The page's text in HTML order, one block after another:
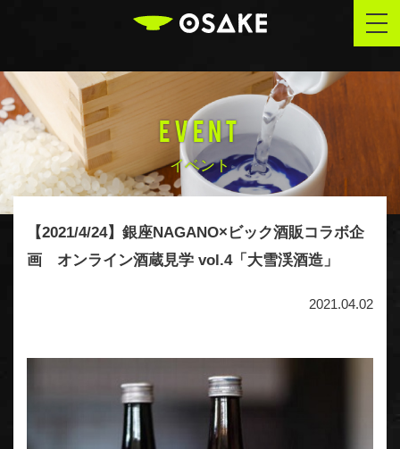
EVENT
イベント
【2021/4/24】銀座NAGANO×ビック酒販コラボ企
画 オンライン酒蔵見学 vol.4「大雪渓酒造」
2021.04.02